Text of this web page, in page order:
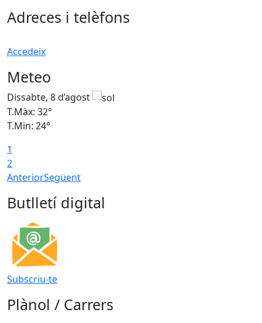
Adreces i telèfons
Accedeix
Meteo
Dissabte, 8 d’agost
T.Màx: 32°
T.Min: 24°
1
2
AnteriorSegüent
Butlletí digital
Subscriu-te
Plànol / Carrers